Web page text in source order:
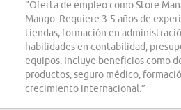
“Oferta de empleo como Store
Mango. Requiere 3-5 años de
tiendas, formación en
habilidades en contabilidad,
equipos. Incluye beneficios como
productos, seguro médico,
crecimiento internacional.”